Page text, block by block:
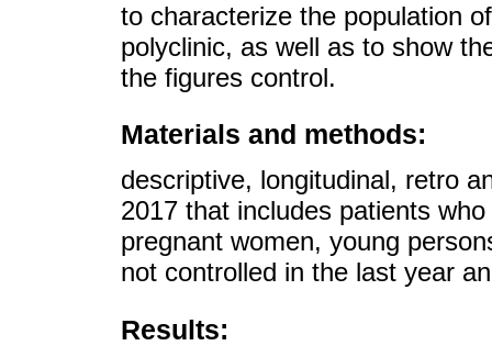
to characterize the population
polyclinic, as well as to show
the figures control.
Materials and methods:
descriptive, longitudinal, retro
2017 that includes patients
pregnant women, young
not controlled in the last year
Results: